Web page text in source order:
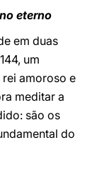
eterno
em duas
um
amoroso e
meditar a
são os
do